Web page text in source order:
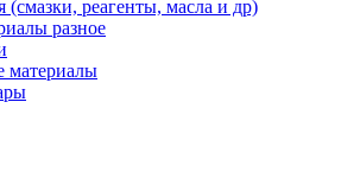
(смазки, реагенты, масла и др)
разное
материалы